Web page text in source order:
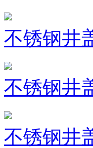
不锈钢井
不锈钢井
不锈钢井